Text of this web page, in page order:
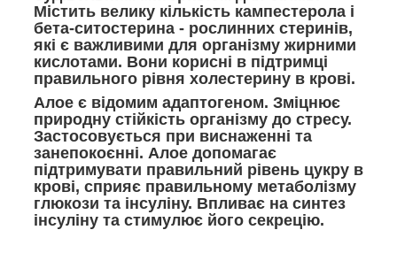
Містить велику кількість кампестерола і
бета-ситостерина - рослинних стеринів,
які є важливими для організму жирними
кислотами. Вони корисні в підтримці
правильного рівня холестерину в крові.
Алое є відомим адаптогеном. Зміцнює
природну стійкість організму до стресу.
Застосовується при виснаженні та
занепокоєнні. Алое допомагає
підтримувати правильний рівень цукру в
крові, сприяє правильному метаболізму
глюкози та інсуліну. Впливає на синтез
інсуліну та стимулює його секрецію.